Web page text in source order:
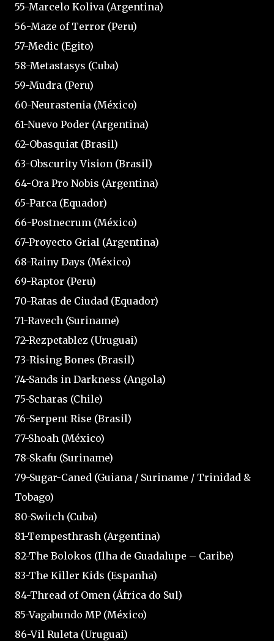
55-Marcelo Koliva (Argentina)
56-Maze of Terror (Peru)
57-Medic (Egito)
58-Metastasys (Cuba)
59-Mudra (Peru)
60-Neurastenia (México)
61-Nuevo Poder (Argentina)
62-Obasquiat (Brasil)
63-Obscurity Vision (Brasil)
64-Ora Pro Nobis (Argentina)
65-Parca (Equador)
66-Postnecrum (México)
67-Proyecto Grial (Argentina)
68-Rainy Days (México)
69-Raptor (Peru)
70-Ratas de Ciudad (Equador)
71-Ravech (Suriname)
72-Rezpetablez (Uruguai)
73-Rising Bones (Brasil)
74-Sands in Darkness (Angola)
75-Scharas (Chile)
76-Serpent Rise (Brasil)
77-Shoah (México)
78-Skafu (Suriname)
79-Sugar-Caned (Guiana / Suriname / Trinidad &
Tobago)
80-Switch (Cuba)
81-Tempesthrash (Argentina)
82-The Bolokos (Ilha de Guadalupe – Caribe)
83-The Killer Kids (Espanha)
84-Thread of Omen (África do Sul)
85-Vagabundo MP (México)
86-Vil Ruleta (Uruguai)